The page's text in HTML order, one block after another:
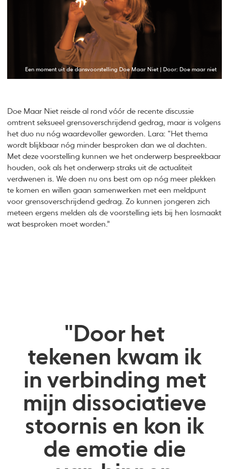
Een moment uit de dansvoorstelling Doe Maar Niet | Door: Doe maar niet
Doe Maar Niet reisde al rond vóór de recente discussie
omtrent seksueel grensoverschrijdend gedrag, maar is volgens
het duo nu nóg waardevoller geworden. Lara: “Het thema
wordt blijkbaar nóg minder besproken dan we al dachten.
Met deze voorstelling kunnen we het onderwerp bespreekbaar
houden, ook als het onderwerp straks uit de actualiteit
verdwenen is. We doen nu ons best om op nóg meer plekken
te komen en willen gaan samenwerken met een meldpunt
voor grensoverschrijdend gedrag. Zo kunnen jongeren zich
meteen ergens melden als de voorstelling iets bij hen losmaakt
wat besproken moet worden.”
"Door het
tekenen kwam ik
in verbinding met
mijn dissociatieve
stoornis en kon ik
de emotie die